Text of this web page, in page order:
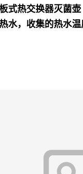
式热交换器灭菌壶
，收集的热水